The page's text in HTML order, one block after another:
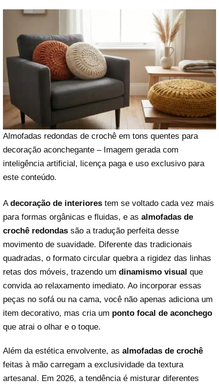
Almofadas redondas de crochê em tons quentes para
decoração aconchegante – Imagem gerada com
inteligência artificial, licença paga e uso exclusivo para
este conteúdo.
Adecoração de interiores tem se voltado cada vez mais
para formas orgânicas e fluidas, e as almofadas de
crochê redondas são a tradução perfeita desse
movimento de suavidade. Diferente das tradicionais
quadradas, o formato circular quebra a rigidez das linhas
retas dos móveis, trazendo um dinamismo visual que
convida ao relaxamento imediato. Ao incorporar essas
peças no sofá ou na cama, você não apenas adiciona um
item decorativo, mas cria um ponto focal de aconchego
que atrai o olhar e o toque.
Além da estética envolvente, as almofadas de crochê
feitas à mão carregam a exclusividade da textura
artesanal. Em 2026, a tendência é misturar diferentes